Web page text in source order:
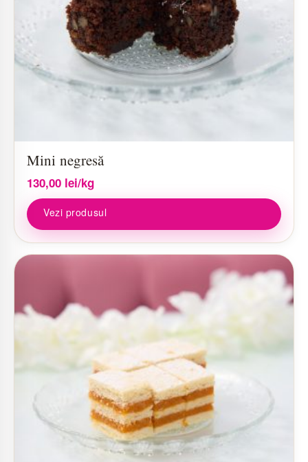
Mini negresă
130,00 lei/kg
Vezi produsul